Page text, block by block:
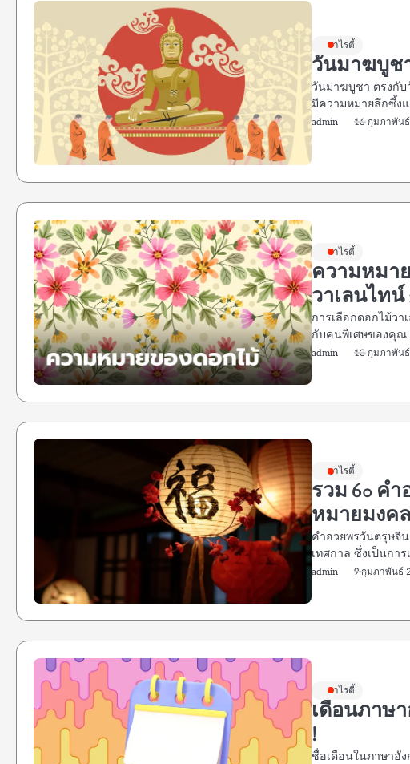
วาไรตี้
วันมาฆบูช
วันมาฆบูชา ตรงกั
มีความหมายลึกซึ้ง
admin 16 กุมภาพัน
วาไรตี้
ความหมา
วาเลนไท
การเลือกดอกไม้ว
กับคนพิเศษของคุณ
admin 13 กุมภาพัน
วาไรตี้
รวม 60 ค
หมายมงคล
คำอวยพรวันตรุษจี
เทศกาล ซึ่งเป็นกา
admin 9 กุมภาพันธ์
วาไรตี้
เดือนภาษ
!
ชื่อเดือนในภาษาอั